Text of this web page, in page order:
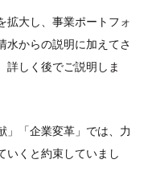
拡大し、事業ポートフォ
水からの説明に加えてさ
詳しく後でご説明しま
」「企業変革」では、力
いくと約束していまし